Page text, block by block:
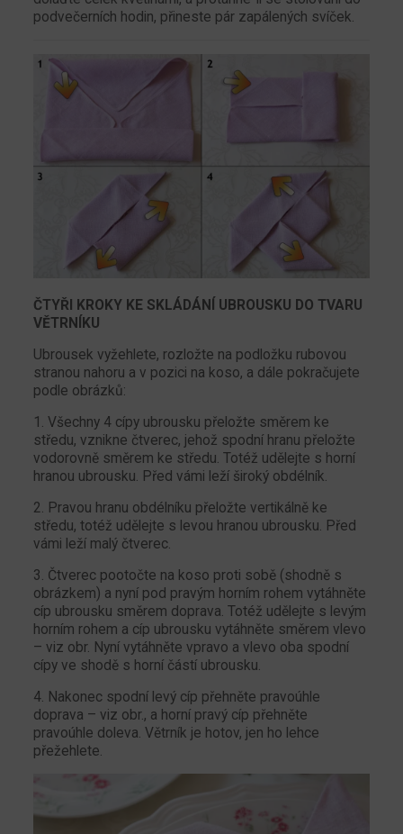
podvečerních hodin, přineste pár zapálených svíček.
ČTYŘI KROKY KE SKLÁDÁNÍ UBROUSKU DO TVARU
VĚTRNÍKU
Ubrousek vyžehlete, rozložte na podložku rubovou
stranou nahoru a v pozici na koso, a dále pokračujete
podle obrázků:
1. Všechny 4 cípy ubrousku přeložte směrem ke
středu, vznikne čtverec, jehož spodní hranu přeložte
vodorovně směrem ke středu. Totéž udělejte s horní
hranou ubrousku. Před vámi leží široký obdélník.
2. Pravou hranu obdélníku přeložte vertikálně ke
středu, totéž udělejte s levou hranou ubrousku. Před
vámi leží malý čtverec.
3. Čtverec pootočte na koso proti sobě (shodně s
obrázkem) a nyní pod pravým horním rohem vytáhněte
cíp ubrousku směrem doprava. Totéž udělejte s levým
horním rohem a cíp ubrousku vytáhněte směrem vlevo
– viz obr. Nyní vytáhněte vpravo a vlevo oba spodní
cípy ve shodě s horní částí ubrousku.
4. Nakonec spodní levý cíp přehněte pravoúhle
doprava – viz obr., a horní pravý cíp přehněte
pravoúhle doleva. Větrník je hotov, jen ho lehce
přežehlete.